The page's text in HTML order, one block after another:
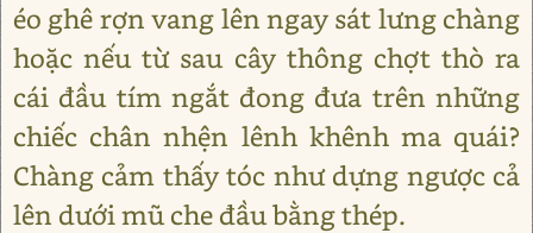
éo ghê rợn vang lên ngay sát lưng chàng
hoặc nếu từ sau cây thông chợt thò ra
cái đầu tím ngắt đong đưa trên những
chiếc chân nhện lênh khênh ma quái?
Chàng cảm thấy tóc như dựng ngược cả
lên dưới mũ che đầu bằng thép.